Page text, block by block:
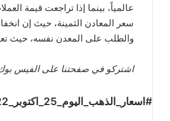
عالمياً، بينما إذا تراجعت قيمة
سعر المعادن الثمينة، حيث إن
والطلب على المعدن نفسه، حيث
اشتركو في صفحتنا على الفيس
#اسعار_الذهب_اليوم_25_اكتوبر_2022